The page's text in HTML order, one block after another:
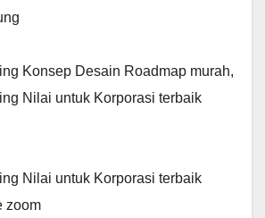
Konsep Desain Roadmap murah,
Nilai untuk Korporasi terbaik
Nilai untuk Korporasi terbaik
zoom